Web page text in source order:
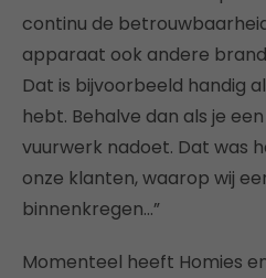
continu de
apparaat ook andere
Dat is bijvoorbeeld handig
hebt. Behalve dan als je
vuurwerk nadoet. Dat was
onze klanten, waarop wij
binnenkregen…”
Momenteel heeft Homies